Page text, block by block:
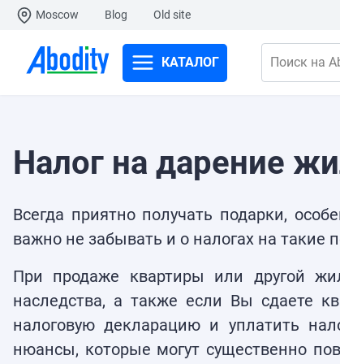
Moscow Blog Old site
КАТАЛОГ Поиск на
Налог на дарение
Всегда приятно получать подарки,
важно не забывать и о налогах на такие
При продаже квартиры или другой
наследства, а также если Вы сдаете
налоговую декларацию и уплатить
нюансы, которые могут существенно